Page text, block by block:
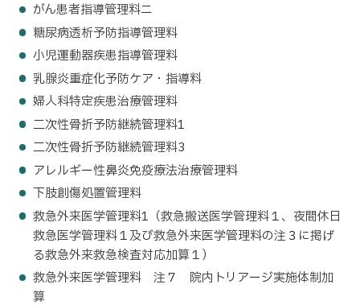
がん患者指導管理料ニ
糖尿病透析予防指導管理料
小児運動器疾患指導管理料
乳腺炎重症化予防ケア・指導料
婦人科特定疾患治療管理料
二次性骨折予防継続管理料1
二次性骨折予防継続管理料3
アレルギー性鼻炎免疫療法治療管理料
下肢創傷処置管理料
救急外来医学管理料1（救急搬送医学管理料１、夜間休日
救急医学管理料１及び救急外来医学管理料の注３に掲げ
る救急外来救急検査対応加算１）
救急外来医学管理料 注７ 院内トリアージ実施体制加
算